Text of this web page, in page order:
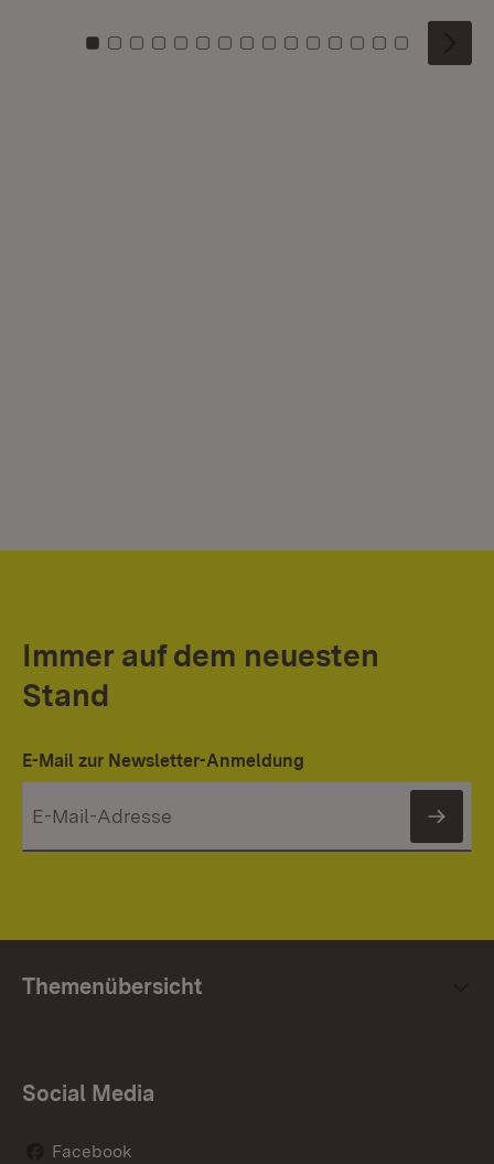
Zu Kachel: 0
Zu Kachel: 1
Zu Kachel: 2
Zu Kachel: 3
Zu Kachel: 4
Zu Kachel: 5
Zu Kachel: 6
Zu Kachel: 7
Zu Kachel: 8
Zu Kachel: 9
Zu Kachel: 10
Zu Kachel: 11
Zu Kachel: 12
Zu Kachel:
Zu
Immer auf dem neuesten
Stand
E-Mail zur Newsletter-Anmeldung
Themenübersicht
Social Media
Facebook